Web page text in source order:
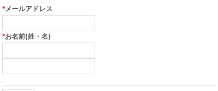
*メールアドレス
*お名前(姓・名)